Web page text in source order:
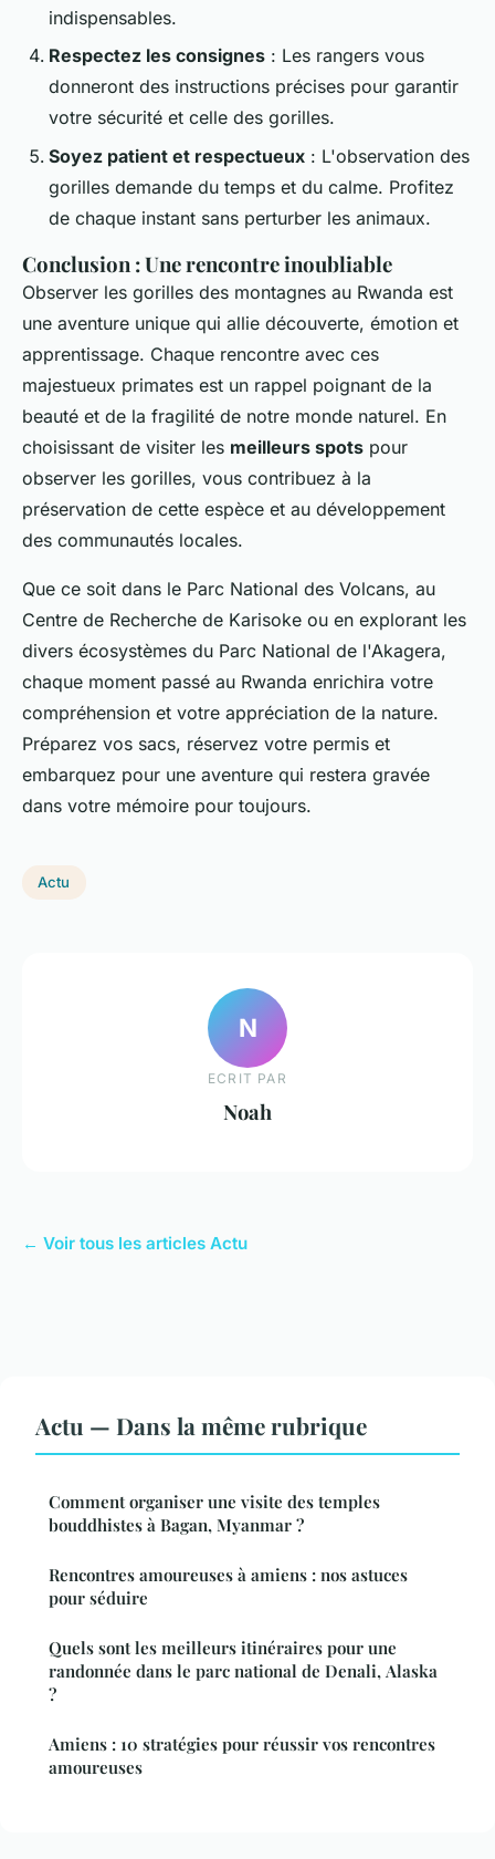
indispensables.
Respectez les consignes : Les rangers vous
donneront des instructions précises pour garantir
votre sécurité et celle des gorilles.
Soyez patient et respectueux : L'observation des
gorilles demande du temps et du calme. Profitez
de chaque instant sans perturber les animaux.
Conclusion : Une rencontre inoubliable
Observer les gorilles des montagnes au Rwanda est
une aventure unique qui allie découverte, émotion et
apprentissage. Chaque rencontre avec ces
majestueux primates est un rappel poignant de la
beauté et de la fragilité de notre monde naturel. En
choisissant de visiter les meilleurs spots pour
observer les gorilles, vous contribuez à la
préservation de cette espèce et au développement
des communautés locales.
Que ce soit dans le Parc National des Volcans, au
Centre de Recherche de Karisoke ou en explorant les
divers écosystèmes du Parc National de l'Akagera,
chaque moment passé au Rwanda enrichira votre
compréhension et votre appréciation de la nature.
Préparez vos sacs, réservez votre permis et
embarquez pour une aventure qui restera gravée
dans votre mémoire pour toujours.
Actu
N
ECRIT PAR
Noah
← Voir tous les articles Actu
Actu — Dans la même rubrique
Comment organiser une visite des temples
bouddhistes à Bagan, Myanmar ?
Rencontres amoureuses à amiens : nos astuces
pour séduire
Quels sont les meilleurs itinéraires pour une
randonnée dans le parc national de Denali, Alaska
?
Amiens : 10 stratégies pour réussir vos rencontres
amoureuses